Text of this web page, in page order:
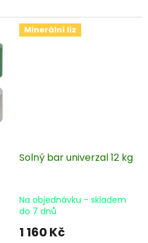
Minerální liz
Solný bar univerzal 12 kg
Na objednávku - skladem
do 7 dnů
1 160 Kč